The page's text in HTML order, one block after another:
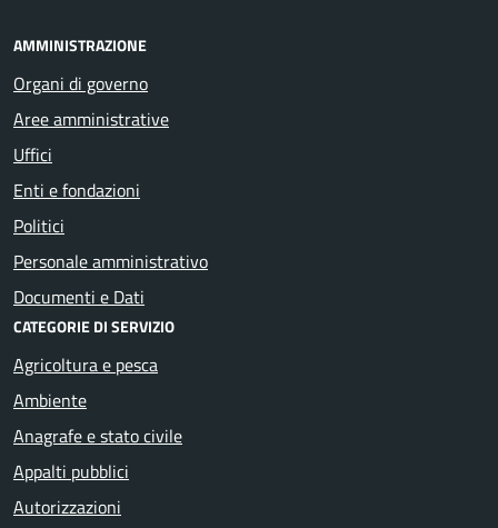
AMMINISTRAZIONE
Organi di governo
Aree amministrative
Uffici
Enti e fondazioni
Politici
Personale amministrativo
Documenti e Dati
CATEGORIE DI SERVIZIO
Agricoltura e pesca
Ambiente
Anagrafe e stato civile
Appalti pubblici
Autorizzazioni